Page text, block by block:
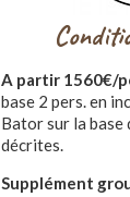
A partir 1560€/
base 2 pers. en
Bator sur la base
décrites.
Supplément